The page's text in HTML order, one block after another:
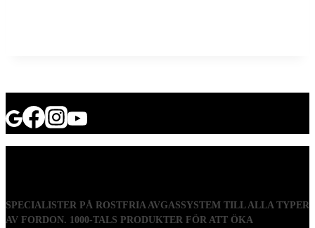
SPECIALISTER PÅ ROSTFRIA AVGASSYSTEM TILL ALLA TYPER
AV FORDON. 1000-TALS PRODUKTER FÖR ATT ÖKA